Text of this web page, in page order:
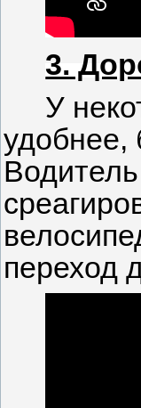
3.
У
удобнее,
переход